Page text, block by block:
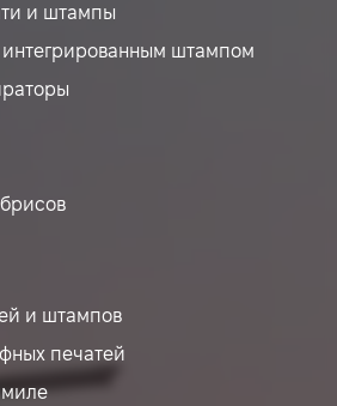
и штампов
печатей
и штампы
штампом